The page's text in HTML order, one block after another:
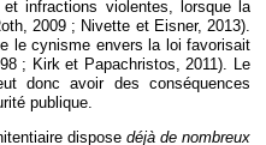
infractions violentes, lorsque la
2009 ; Nivette et Eisner, 2013).
le cynisme envers la loi favorisait
; Kirk et Papachristos, 2011). Le
donc avoir des conséquences
publique.
dispose déjà de nombreux